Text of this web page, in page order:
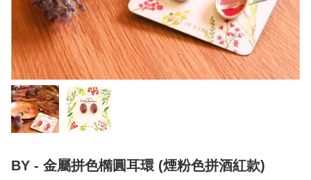
BY - 金屬拼色橢圓耳環 (煙粉色拼酒紅款)